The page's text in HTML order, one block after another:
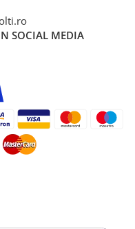
SOCIAL MEDIA